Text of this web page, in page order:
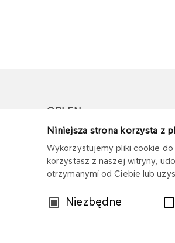
Niniejsza strona korzysta z
Wykorzystujemy pliki cookie
korzystasz z naszej witryny,
otrzymanymi od Ciebie lub
WybórNiezbędne
ORLEN
Copyright © 1996-2026
Wszystkie prawa